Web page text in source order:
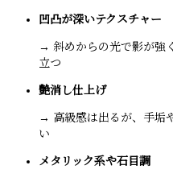
凹凸が深いテクスチャー
→ 斜めからの光で影が強
立つ
艶消し仕上げ
→ 高級感は出るが、手垢
い
メタリック系や石目調